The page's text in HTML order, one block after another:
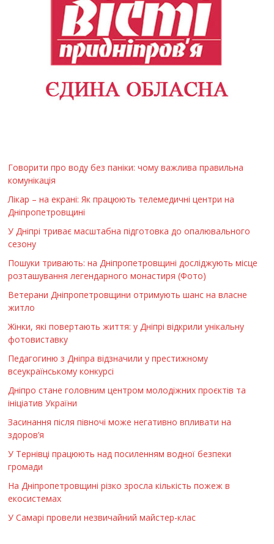
Говорити про воду без паніки: чому важлива правильна
комунікація
Лікар – на екрані: Як працюють телемедичні центри на
Дніпропетровщині
У Дніпрі триває масштабна підготовка до опалювального
сезону
Пошуки тривають: на Дніпропетровщині досліджують місце
розташування легендарного монастиря (Фото)
Ветерани Дніпропетровщини отримують шанс на власне
житло
Жінки, які повертають життя: у Дніпрі відкрили унікальну
фотовиставку
Педагогиню з Дніпра відзначили у престижному
всеукраїнському конкурсі
Дніпро стане головним центром молодіжних проєктів та
ініціатив України
Засинання після півночі може негативно впливати на
здоров’я
У Тернівці працюють над посиленням водної безпеки
громади
На Дніпропетровщині різко зросла кількість пожеж в
екосистемах
У Самарі провели незвичайний майстер-клас